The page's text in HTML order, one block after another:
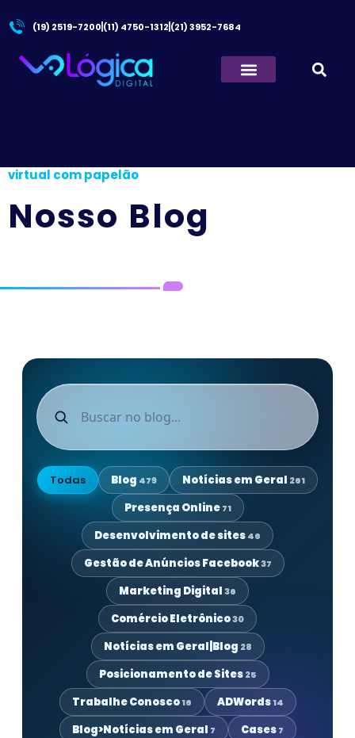
(19) 2519-7200 (11) 4750-1312 (21) 3952-7684
virtual com papelão
Nosso Blog
Todas Blog 479 Notícias em Geral 261
Presença Online71
Desenvolvimento de sites46
Gestão de Anúncios Facebook37
Marketing Digital36
Comércio Eletrônico30
Notícias em Geral|Blog 28
Posicionamento de Sites25
Trabalhe Conosco16 ADWords14
Blog>Notícias em Geral 7 Cases7